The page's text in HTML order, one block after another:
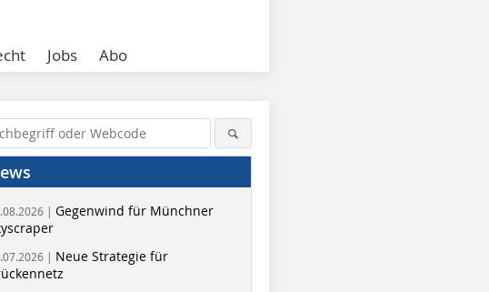
Jobs Abo
| Gegenwind für Münchner
| Neue Strategie für